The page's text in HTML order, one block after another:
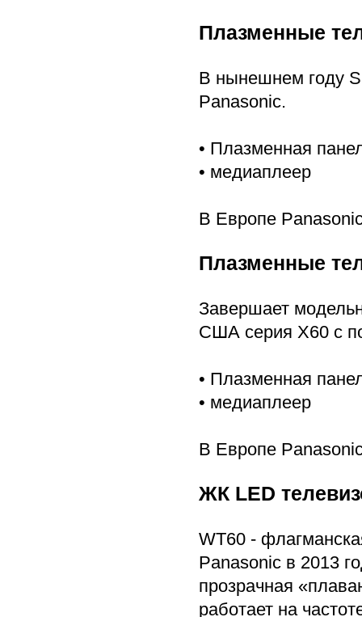
Плазменные
В нынешнем году
Panasonic.
• Плазменная
• медиаплеер
В Европе
Плазменные
Завершает
США серия X60 с
• Плазменная
• медиаплеер
В Европе
ЖК LED
WT60 -
Panasonic в 2013
прозрачная
работает на